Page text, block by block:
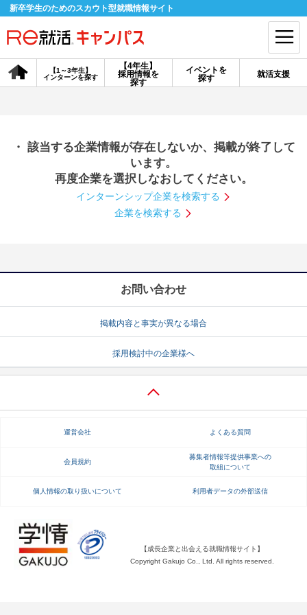
新卒学生のためのスカウト型就職情報サイト
【4年生】
採用情報を
探す
【1～3年生】
インターンを探す
イベントを
探す
就活支援
会員登録 ログイン
探す
【4年生】
説明会を探す
インターンを探す
就活ノウハウ・サポート
就活ノウハウが満載！ お役立ち記事・相談室など
就活ニュースペーパー よくある質問
不明点があればこちら
・ 該当する企業情報が存在しないか、掲載が終了して
います。
再度企業を選択しなおしてください。
インターンシップ企業を検索する
企業を検索する
お問い合わせ
掲載内容と事実が異なる場合
採用検討中の企業様へ
運営会社 よくある質問
会員規約
募集者情報等提供事業への
取組について
個人情報の取り扱いについて 利用者データの外部送信
【成長企業と出会える就職情報サイト】
Copyright Gakujo Co., Ltd. All rights reserved.